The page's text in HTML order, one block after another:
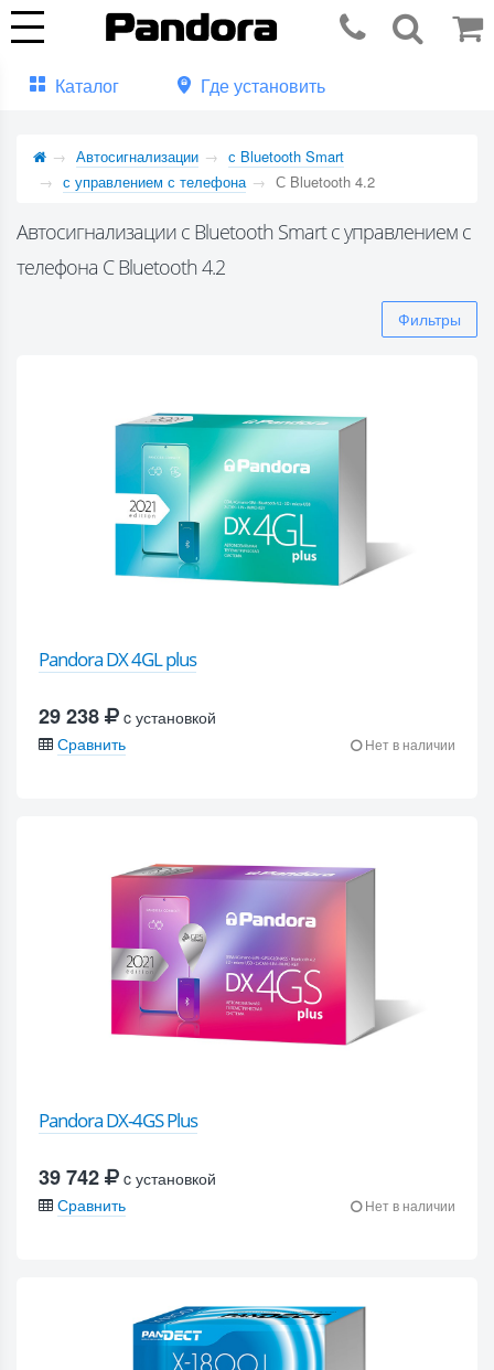
Каталог Где установить
Автосигнализации
с Bluetooth Smart
с управлением с телефона
С Bluetooth 4.2
Автосигнализации с Bluetooth Smart с управлением с
телефона С Bluetooth 4.2
Фильтры
Pandora DX 4GL plus
29 238
c установкой
Сравнить
Нет в наличии
Pandora DX-4GS Plus
39 742
c установкой
Сравнить
Нет в наличии